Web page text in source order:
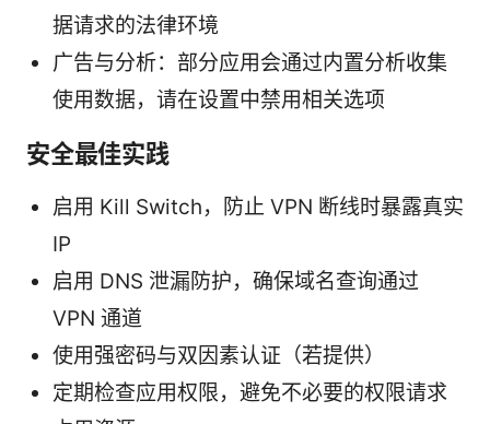
据请求的法律环境
广告与分析：部分应用会通过内置分析收集
使用数据，请在设置中禁用相关选项
安全最佳实践
启用 Kill Switch，防止 VPN 断线时暴露真实
IP
启用 DNS 泄漏防护，确保域名查询通过
VPN 通道
使用强密码与双因素认证（若提供）
定期检查应用权限，避免不必要的权限请求